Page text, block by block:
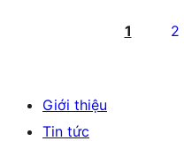
trang
1 2
Giới thiệu
Tin tức